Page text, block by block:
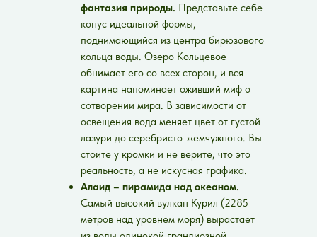
фантазия природы. Представьте себе
конус идеальной формы,
поднимающийся из центра бирюзового
кольца воды. Озеро Кольцевое
обнимает его со всех сторон, и вся
картина напоминает оживший миф о
сотворении мира. В зависимости от
освещения вода меняет цвет от густой
лазури до серебристо-жемчужного. Вы
стоите у кромки и не верите, что это
реальность, а не искусная графика.
Алаид – пирамида над океаном.
Самый высокий вулкан Курил (2285
метров над уровнем моря) вырастает